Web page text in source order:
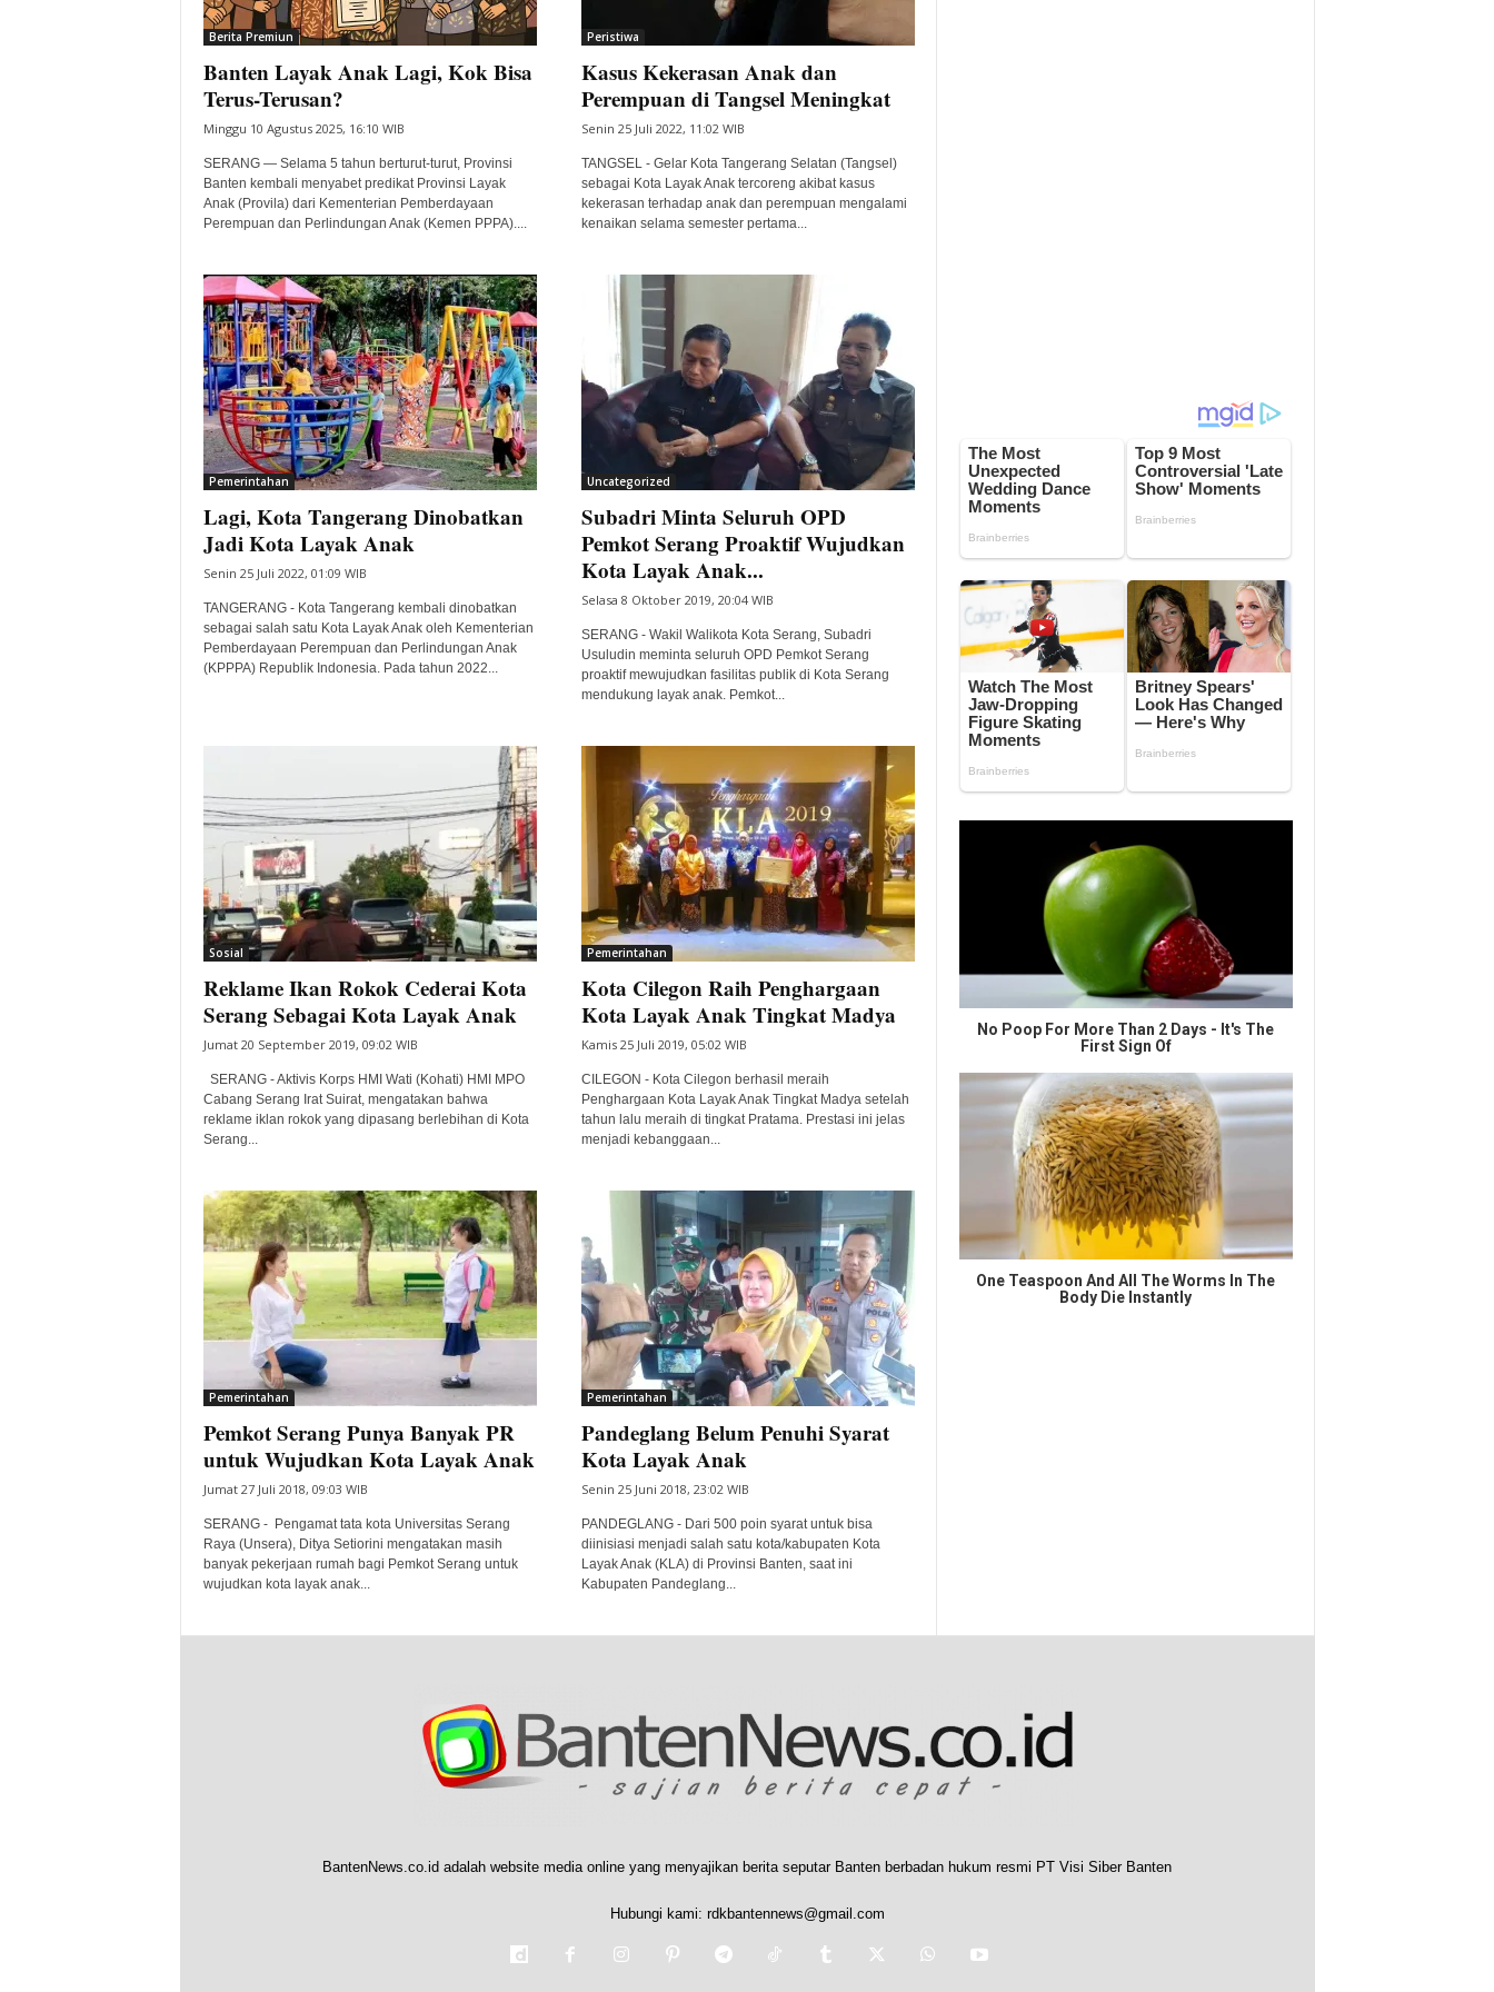
Berita Premiun
Banten Layak Anak Lagi, Kok Bisa
Terus-Terusan?
Minggu 10 Agustus 2025, 16:10 WIB
SERANG — Selama 5 tahun berturut-turut, Provinsi
Banten kembali menyabet predikat Provinsi Layak
Anak (Provila) dari Kementerian Pemberdayaan
Perempuan dan Perlindungan Anak (Kemen PPPA)....
Peristiwa
Kasus Kekerasan Anak dan
Perempuan di Tangsel Meningkat
Senin 25 Juli 2022, 11:02 WIB
TANGSEL - Gelar Kota Tangerang Selatan (Tangsel)
sebagai Kota Layak Anak tercoreng akibat kasus
kekerasan terhadap anak dan perempuan mengalami
kenaikan selama semester pertama...
Pemerintahan
Lagi, Kota Tangerang Dinobatkan
Jadi Kota Layak Anak
Senin 25 Juli 2022, 01:09 WIB
TANGERANG - Kota Tangerang kembali dinobatkan
sebagai salah satu Kota Layak Anak oleh Kementerian
Pemberdayaan Perempuan dan Perlindungan Anak
(KPPPA) Republik Indonesia. Pada tahun 2022...
Uncategorized
Subadri Minta Seluruh OPD
Pemkot Serang Proaktif Wujudkan
Kota Layak Anak...
Selasa 8 Oktober 2019, 20:04 WIB
SERANG - Wakil Walikota Kota Serang, Subadri
Usuludin meminta seluruh OPD Pemkot Serang
proaktif mewujudkan fasilitas publik di Kota Serang
mendukung layak anak. Pemkot...
Sosial
Reklame Ikan Rokok Cederai Kota
Serang Sebagai Kota Layak Anak
Jumat 20 September 2019, 09:02 WIB
SERANG - Aktivis Korps HMI Wati (Kohati) HMI MPO
Cabang Serang Irat Suirat, mengatakan bahwa
reklame iklan rokok yang dipasang berlebihan di Kota
Serang...
Pemerintahan
Kota Cilegon Raih Penghargaan
Kota Layak Anak Tingkat Madya
Kamis 25 Juli 2019, 05:02 WIB
CILEGON - Kota Cilegon berhasil meraih
Penghargaan Kota Layak Anak Tingkat Madya setelah
tahun lalu meraih di tingkat Pratama. Prestasi ini jelas
menjadi kebanggaan...
Pemerintahan
Pemkot Serang Punya Banyak PR
untuk Wujudkan Kota Layak Anak
Jumat 27 Juli 2018, 09:03 WIB
SERANG - Pengamat tata kota Universitas Serang
Raya (Unsera), Ditya Setiorini mengatakan masih
banyak pekerjaan rumah bagi Pemkot Serang untuk
wujudkan kota layak anak...
Pemerintahan
Pandeglang Belum Penuhi Syarat
Kota Layak Anak
Senin 25 Juni 2018, 23:02 WIB
PANDEGLANG - Dari 500 poin syarat untuk bisa
diinisiasi menjadi salah satu kota/kabupaten Kota
Layak Anak (KLA) di Provinsi Banten, saat ini
Kabupaten Pandeglang...
No Poop For More Than 2 Days - It's The
First Sign Of
One Teaspoon And All The Worms In The
Body Die Instantly
BantenNews.co.id adalah website media online yang menyajikan berita seputar Banten berbadan hukum resmi PT Visi Siber Banten
Hubungi kami: rdkbantennews@gmail.com